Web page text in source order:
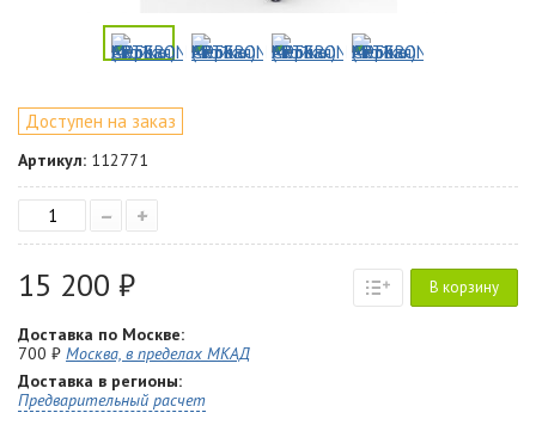
Доступен на заказ
Артикул: 112771
– +
15 200 ₽ В корзину
Доставка по Москве:
700 ₽ Москва, в пределах МКАД
Доставка в регионы:
Предварительный расчет